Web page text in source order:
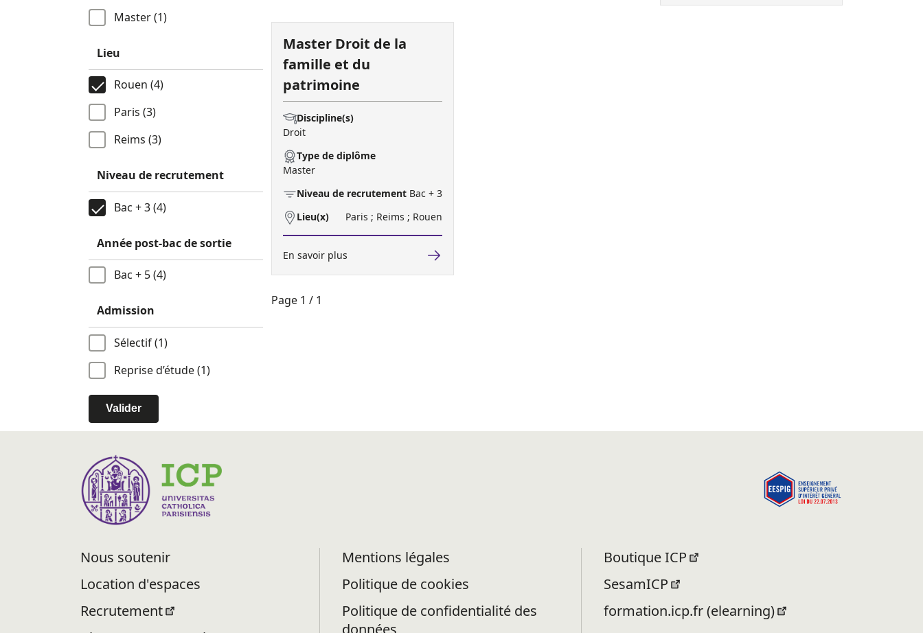
Master (1)
Lieu
Rouen (4)
Paris (3)
Reims (3)
Niveau de recrutement
Bac + 3 (4)
Année post-bac de sortie
Bac + 5 (4)
Admission
Sélectif (1)
Reprise d’étude (1)
Valider
Master Droit de la
famille et du
patrimoine
Discipline(s)
Droit
Type de diplôme
Master
Niveau de recrutement Bac + 3
Lieu(x)
Paris ; Reims ; Rouen
En savoir plus
Page 1 / 1
Nous soutenir
Location d'espaces
Recrutement
Mentions légales
Politique de cookies
Politique de confidentialité des
données
Boutique ICP
SesamICP
formation.icp.fr (elearning)